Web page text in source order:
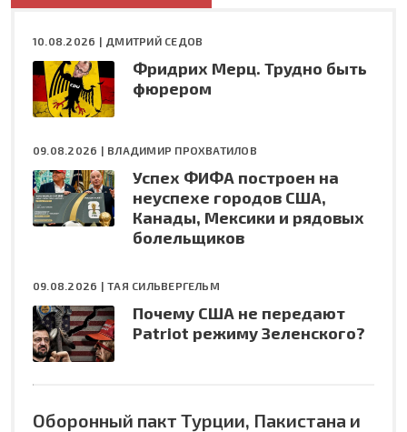
10.08.2026 | ДМИТРИЙ СЕДОВ
Фридрих Мерц. Трудно быть
фюрером
09.08.2026 | ВЛАДИМИР ПРОХВАТИЛОВ
Успех ФИФА построен на
неуспехе городов США,
Канады, Мексики и рядовых
болельщиков
09.08.2026 |ТАЯ СИЛЬВЕРГЕЛЬМ
Почему США не передают
Patriot режиму Зеленского?
Оборонный пакт Турции, Пакистана и